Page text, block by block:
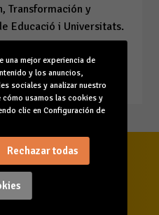
Transformación y
Educació i Universitats.
una mejor experiencia de
y los anuncios,
sociales y analizar nuestro
usamos las cookies y
clic en Configuración de
Rechazar todas